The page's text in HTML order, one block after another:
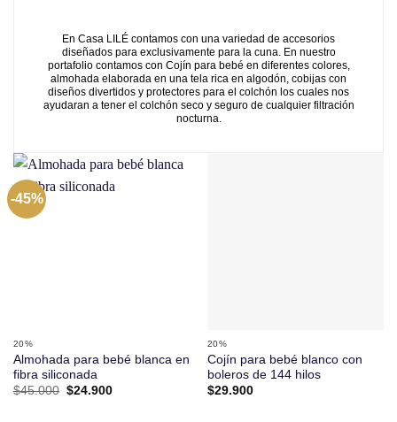
En Casa LILÉ contamos con una variedad de accesorios
diseñados para exclusivamente para la cuna. En nuestro
portafolio contamos con Cojín para bebé en diferentes colores,
almohada elaborada en una tela rica en algodón, cobijas con
diseños divertidos y protectores para el colchón los cuales nos
ayudaran a tener el colchón seco y seguro de cualquier filtración
nocturna.
-45%
20%
Almohada para bebé blanca en
fibra siliconada
$45.000 El
$24.900El
20%
Cojín para bebé blanco con
boleros de 144 hilos
$29.900